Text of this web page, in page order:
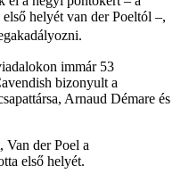
helyét van der Poeltól –,
immár 53
bizonyult a
Arnaud Démare és
Van der Poel a
első helyét.